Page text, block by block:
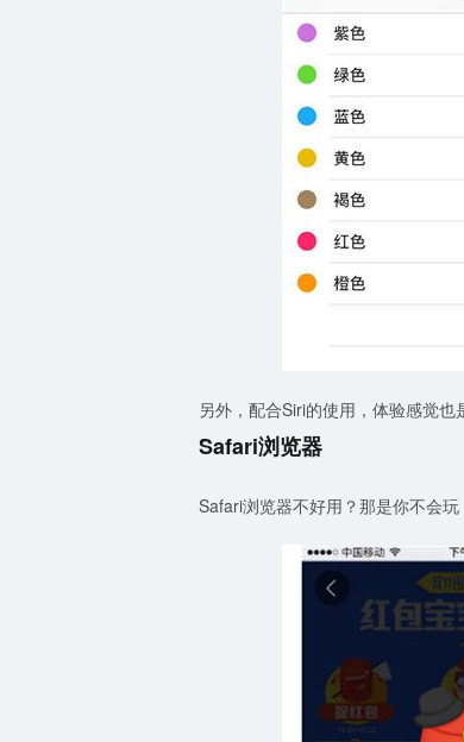
另外，配合Siri的使用，体验感觉也
Safari浏览器
Safari浏览器不好用？那是你不会